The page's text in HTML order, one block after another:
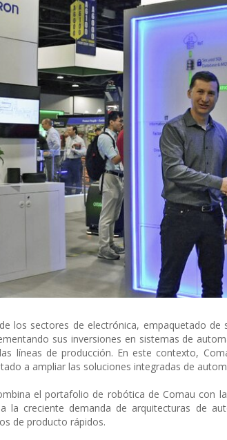
los sectores de electrónica, empaquetado
sus inversiones en sistemas de
líneas de producción. En este contexto,
a ampliar las soluciones integradas de
el portafolio de robótica de Comau con
la creciente demanda de arquitecturas de
de producto rápidos.